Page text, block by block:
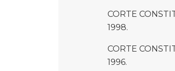
CORTE
1998.
CORTE
1996.